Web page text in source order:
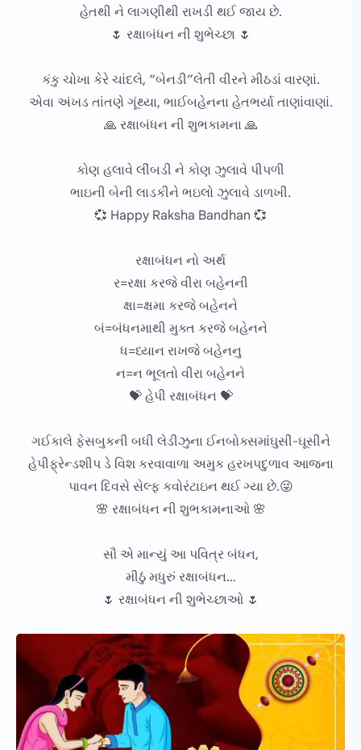
હેતથી ને લાગણીથી રાખડી થઈ જાય છે.
🌷 રક્ષાબંધન ની શુભેચ્છા 🌷
કંકુ ચોખા કેરે ચાંદલે, “બેનડી”લેતી વીરને મીઠડાં વારણાં.
એવા અંખડ તાંતણે ગૂંથ્યા, ભાઈબહેનના હેતભર્યા તાણાંવાણાં.
🙏 રક્ષાબંધન ની શુભકામના 🙏
કોણ હલાવે લીંબડી ને કોણ ઝુલાવે પીપળી
ભાઇની બેની લાડકીને ભઇલો ઝુલાવે ડાળખી.
💞 Happy Raksha Bandhan 💞
રક્ષાબંધન નો અર્થ
ર=રક્ષા કરજે વીરા બહેનની
ક્ષા=ક્ષમા કરજે બહેનને
બં=બંધનમાથી મુક્ત કરજે બહેનને
ધ=ધ્યાન રાખજે બહેનનુ
ન=ન ભૂલતો વીરા બહેનને
💝 હેપી રક્ષાબંધન 💝
ગઈકાલે ફેસબુકની બધી લેડીઝુના ઈનબોક્સમાંઘુસી-ઘૂસીને
હેપીફ્રેન્ડશીપ ડે વિશ કરવાવાળા અમુક હરખપદુળાવ આજના
પાવન દિવસે સેલ્ફ કવોરંટાઇન થઈ ગ્યા છે.😜
🌸 રક્ષાબંધન ની શુભકામનાઓ 🌸
સૌ એ માન્યું આ પવિત્ર બંધન,
મીઠું મધુરું રક્ષાબંધન…
🌷 રક્ષાબંધન ની શુભેચ્છાઓ 🌷